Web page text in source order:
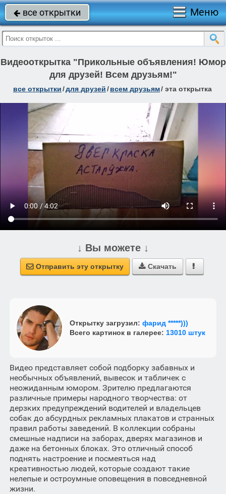
 все открытки Меню
Видеооткрытка "Прикольные объявления! Юмор
для друзей! Всем друзьям!"
все открытки/для друзей/всем друзьям/ эта открытка
↓ Вы можете ↓
 Отправить эту открытку  Скачать 
Открытку загрузил: фарид *****)))
Всего картинок в галерее: 13010 штук
Видео представляет собой подборку забавных и
необычных объявлений, вывесок и табличек с
неожиданным юмором. Зрителю предлагаются
различные примеры народного творчества: от
дерзких предупреждений водителей и владельцев
собак до абсурдных рекламных плакатов и странных
правил работы заведений. В коллекции собраны
смешные надписи на заборах, дверях магазинов и
даже на бетонных блоках. Это отличный способ
поднять настроение и посмеяться над
креативностью людей, которые создают такие
нелепые и остроумные оповещения в повседневной
жизни.